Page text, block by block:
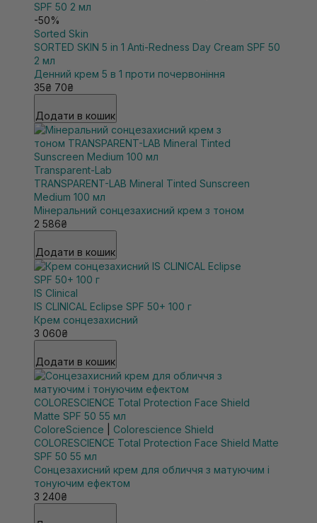
-50%
Sorted Skin
SORTED SKIN 5 in 1 Anti-Redness Day Cream SPF 50
2 мл
Денний крем 5 в 1 проти почервоніння
35₴ 70₴
Додати в кошик
Transparent-Lab
TRANSPARENT-LAB Mineral Tinted Sunscreen
Medium 100 мл
Мінеральний сонцезахисний крем з тоном
2 586₴
Додати в кошик
IS Clinical
IS CLINICAL Eclipse SPF 50+ 100 г
Крем сонцезахисний
3 060₴
Додати в кошик
ColoreScience
Colorescience Shield
COLORESCIENCE Total Protection Face Shield Matte
SPF 50 55 мл
Сонцезахисний крем для обличчя з матуючим і
тонуючим ефектом
3 240₴